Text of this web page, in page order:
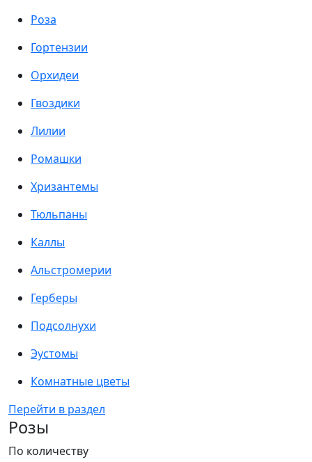
Роза
Гортензии
Орхидеи
Гвоздики
Лилии
Ромашки
Хризантемы
Тюльпаны
Каллы
Альстромерии
Герберы
Подсолнухи
Эустомы
Комнатные цветы
Перейти в раздел
Розы
По количеству